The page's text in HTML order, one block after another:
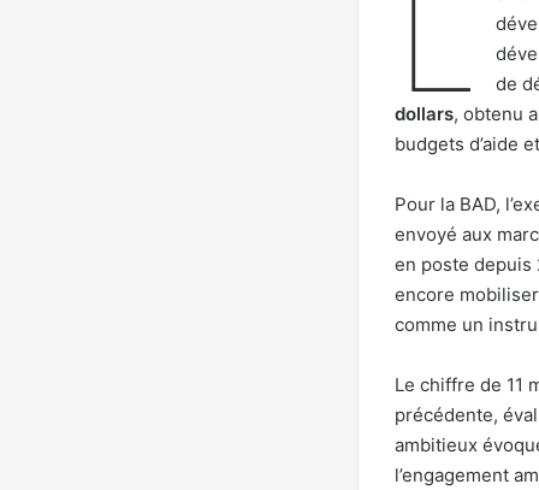
de
dollars, obtenu
budgets d’aide
Pour la BAD,
envoyé aux
en poste depuis
encore
comme un
Le chiffre de 11
précédente,
ambitieux
l’engagement